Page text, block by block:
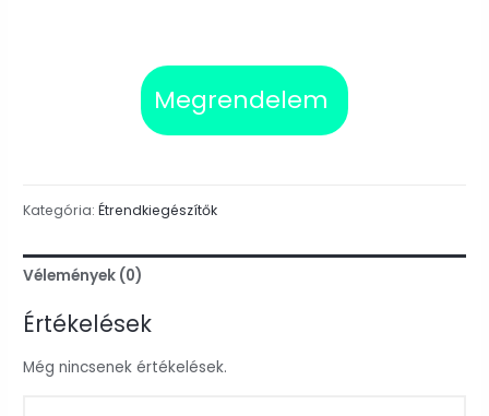
Megrendelem
Kategória:Étrendkiegészítők
Vélemények (0)
Értékelések
Még nincsenek értékelések.